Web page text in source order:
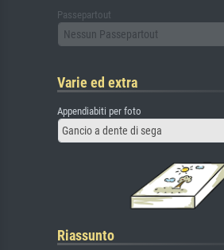
Passepartout
Nessun Passepartout
Varie ed extra
Appendiabiti per foto
Gancio a dente di sega
Riassunto